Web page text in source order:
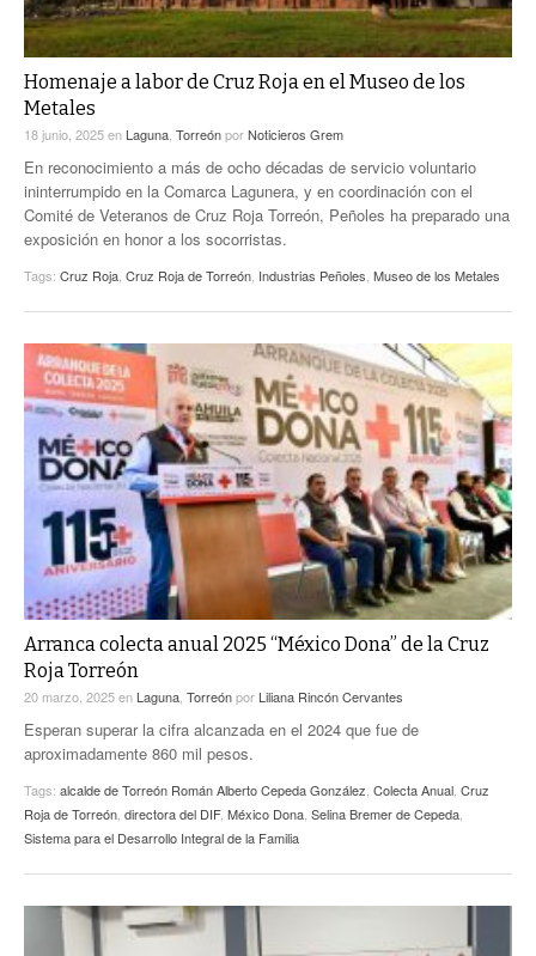
Homenaje a labor de Cruz Roja en el Museo de los
Metales
18 junio, 2025en Laguna, TorreónporNoticieros Grem
En reconocimiento a más de ocho décadas de servicio voluntario
ininterrumpido en la Comarca Lagunera, y en coordinación con el
Comité de Veteranos de Cruz Roja Torreón, Peñoles ha preparado una
exposición en honor a los socorristas.
Tags: Cruz Roja, Cruz Roja de Torreón, Industrias Peñoles, Museo de los Metales
Arranca colecta anual 2025 “México Dona” de la Cruz
Roja Torreón
20 marzo, 2025en Laguna Torreónpor Liliana Rincón Cervantes
Esperan superar la cifra alcanzada en el 2024 que fue de
aproximadamente 860 mil pesos.
Tags: alcalde de Torreón Román Alberto Cepeda González Colecta Anual Cruz
Roja de Torreón directora del DIF, México Dona Selina Bremer de Cepeda
Sistema para el Desarrollo Integral de la Familia